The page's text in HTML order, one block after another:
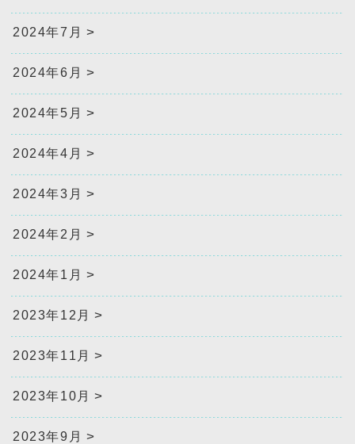
2024年7月
2024年6月
2024年5月
2024年4月
2024年3月
2024年2月
2024年1月
2023年12月
2023年11月
2023年10月
2023年9月